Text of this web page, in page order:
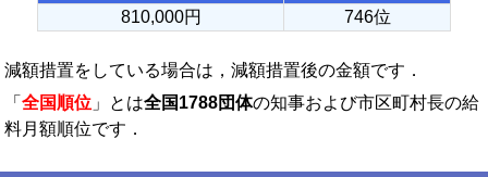
810,000円 746位
減額措置をしている場合は，減額措置後の金額です．
「 全国順位 」とは全国1788団体の知事および市区町村長の給
料月額順位です．